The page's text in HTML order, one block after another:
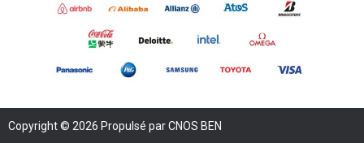
Copyright © 2026 Propulsé par CNOS BEN